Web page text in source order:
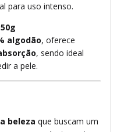
para uso intenso.
algodão, oferece
, sendo ideal
a pele.
beleza que buscam um